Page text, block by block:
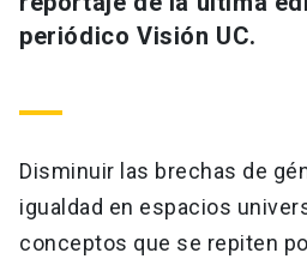
Personal
Alumni launch
Padres y familia
Admisión launch
Mi Portal UC launch
periódico Visión UC.
Disminuir las brechas de
igualdad en espacios
conceptos que se repiten